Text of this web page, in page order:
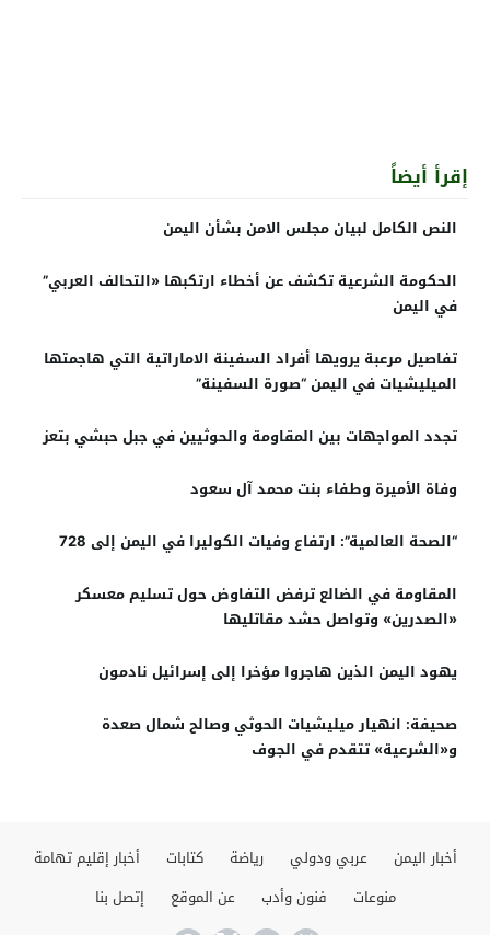
إقرأ أيضاً
النص الكامل لبيان مجلس الامن بشأن اليمن
الحكومة الشرعية تكشف عن أخطاء ارتكبها «التحالف العربي”
في اليمن
تفاصيل مرعبة يرويها أفراد السفينة الاماراتية التي هاجمتها
الميليشيات في اليمن “صورة السفينة”
تجدد المواجهات بين المقاومة والحوثيين في جبل حبشي بتعز
وفاة الأميرة وطفاء بنت محمد آل سعود
“الصحة العالمية”: ارتفاع وفيات الكوليرا في اليمن إلى 728
المقاومة في الضالع ترفض التفاوض حول تسليم معسكر
«الصدرين» وتواصل حشد مقاتليها
يهود اليمن الذين هاجروا مؤخرا إلى إسرائيل نادمون
صحيفة: انهيار ميليشيات الحوثي وصالح شمال صعدة
و«الشرعية» تتقدم في الجوف
أخبار اليمن عربي ودولي رياضة كتابات
أخبار إقليم تهامة
منوعات
فنون وأدب عن الموقع إتصل بنا